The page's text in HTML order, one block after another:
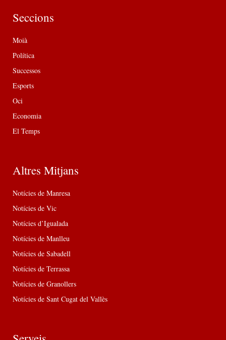
Seccions
Moià
Política
Successos
Esports
Oci
Economia
El Temps
Altres Mitjans
Notícies de Manresa
Notícies de Vic
Notícies d’Igualada
Notícies de Manlleu
Notícies de Sabadell
Notícies de Terrassa
Notícies de Granollers
Notícies de Sant Cugat del Vallès